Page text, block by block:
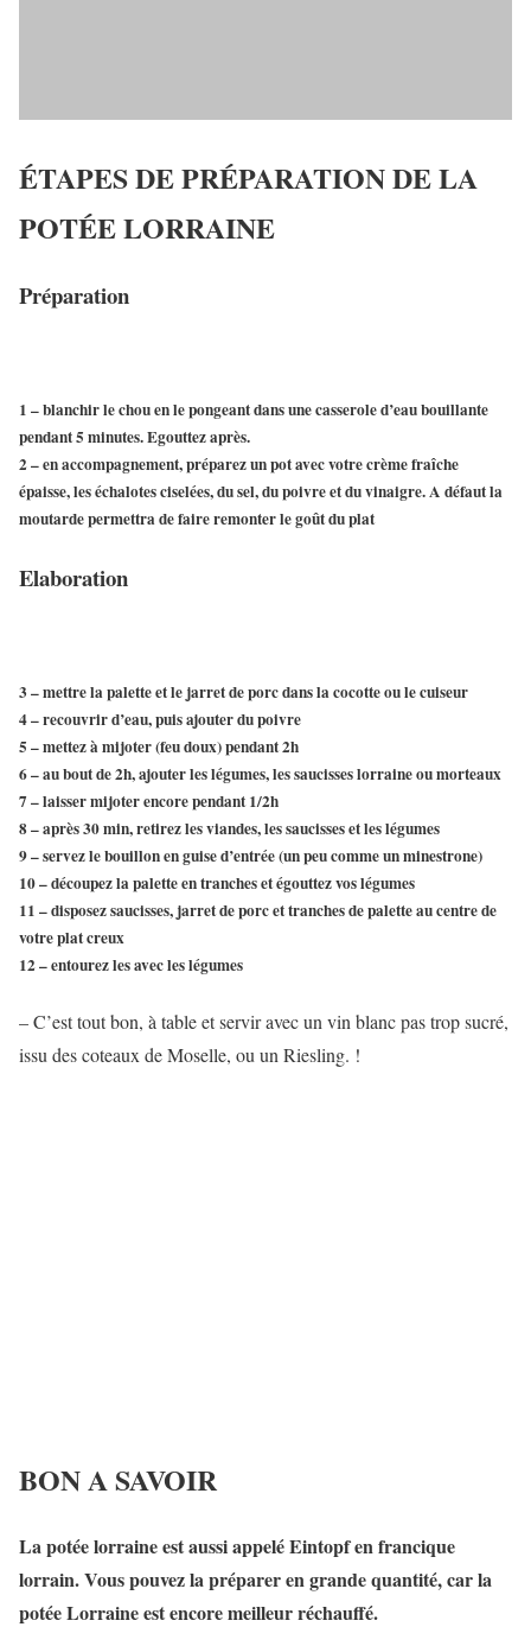
ÉTAPES DE PRÉPARATION DE LA
POTÉE LORRAINE
Préparation
1 – blanchir le chou en le pongeant dans une casserole d’eau bouillante
pendant 5 minutes. Egouttez après.
2 – en accompagnement, préparez un pot avec votre crème fraîche
épaisse, les échalotes ciselées, du sel, du poivre et du vinaigre. A défaut la
moutarde permettra de faire remonter le goût du plat
Elaboration
3 – mettre la palette et le jarret de porc dans la cocotte ou le cuiseur
4 – recouvrir d’eau, puis ajouter du poivre
5 – mettez à mijoter (feu doux) pendant 2h
6 – au bout de 2h, ajouter les légumes, les saucisses lorraine ou morteaux
7 – laisser mijoter encore pendant 1/2h
8 – après 30 min, retirez les viandes, les saucisses et les légumes
9 – servez le bouillon en guise d’entrée (un peu comme un minestrone)
10 – découpez la palette en tranches et égouttez vos légumes
11 – disposez saucisses, jarret de porc et tranches de palette au centre de
votre plat creux
12 – entourez les avec les légumes
– C’est tout bon, à table et servir avec un vin blanc pas trop sucré,
issu des coteaux de Moselle, ou un Riesling. !
BON A SAVOIR
La potée lorraine est aussi appelé Eintopf en francique
lorrain. Vous pouvez la préparer en grande quantité, car la
potée Lorraine est encore meilleur réchauffé.